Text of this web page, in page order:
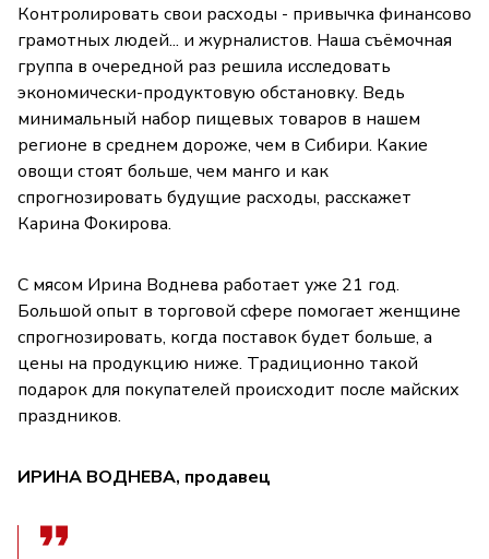
Контролировать свои расходы - привычка финансово
грамотных людей... и журналистов. Наша съёмочная
группа в очередной раз решила исследовать
экономически-продуктовую обстановку. Ведь
минимальный набор пищевых товаров в нашем
регионе в среднем дороже, чем в Сибири. Какие
овощи стоят больше, чем манго и как
спрогнозировать будущие расходы, расскажет
Карина Фокирова.
С мясом Ирина Воднева работает уже 21 год.
Большой опыт в торговой сфере помогает женщине
спрогнозировать, когда поставок будет больше, а
цены на продукцию ниже. Традиционно такой
подарок для покупателей происходит после майских
праздников.
ИРИНА ВОДНЕВА, продавец